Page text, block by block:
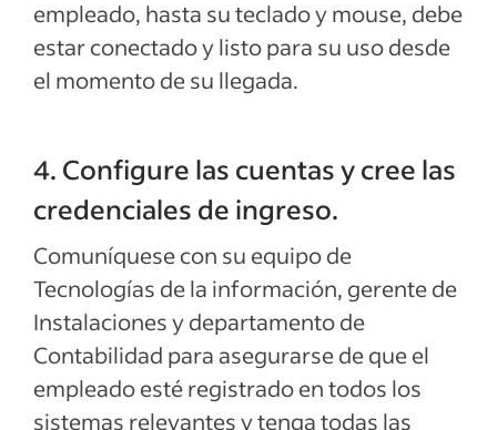
empleado, hasta su teclado y mouse, debe
estar conectado y listo para su uso desde
el momento de su llegada.
4. Configure las cuentas y cree las
credenciales de ingreso.
Comuníquese con su equipo de
Tecnologías de la información, gerente de
Instalaciones y departamento de
Contabilidad para asegurarse de que el
empleado esté registrado en todos los
sistemas relevantes y tenga todas las